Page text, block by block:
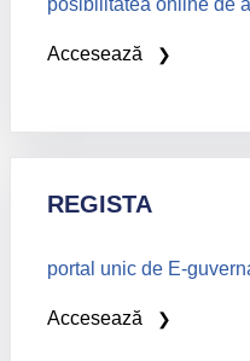
posibilitatea online de
Accesează
REGISTA
portal unic de E-
Accesează